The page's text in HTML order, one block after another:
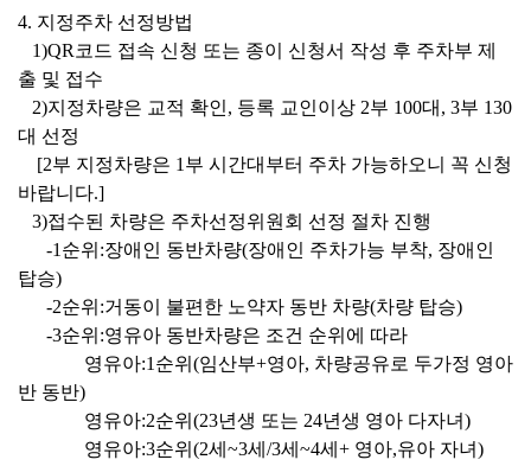
4. 지정주차 선정방법
1)QR 코드 접속 신청 또는 종이 신청서 작성 후 주차부 제
출 및 접수
2)지정차량은 교적 확인, 등록 교인이상 2부 100대 , 3부 130
대 선정
[2부 지정차량은 1 부 시간대부터 주차 가능하오니 꼭 신청
바랍니다.]
3)접수된 차량은 주차선정위원회 선정 절차 진행
-1 순위 :장애인 동반차량(장애인 주차가능 부착, 장애인
탑승)
-2순위 :거동이 불편한 노약자 동반 차량(차량 탑승)
-3순위 :영유아 동반차량은 조건 순위에 따라
영유아:1 순위 (임산부+영아, 차량공유로 두가정 영아
반 동반)
영유아:2순위 (23년생 또는 24년생 영아 다자녀)
영유아:3순위 (2세 ~3세 /3세 ~4세 + 영아,유아 자녀)